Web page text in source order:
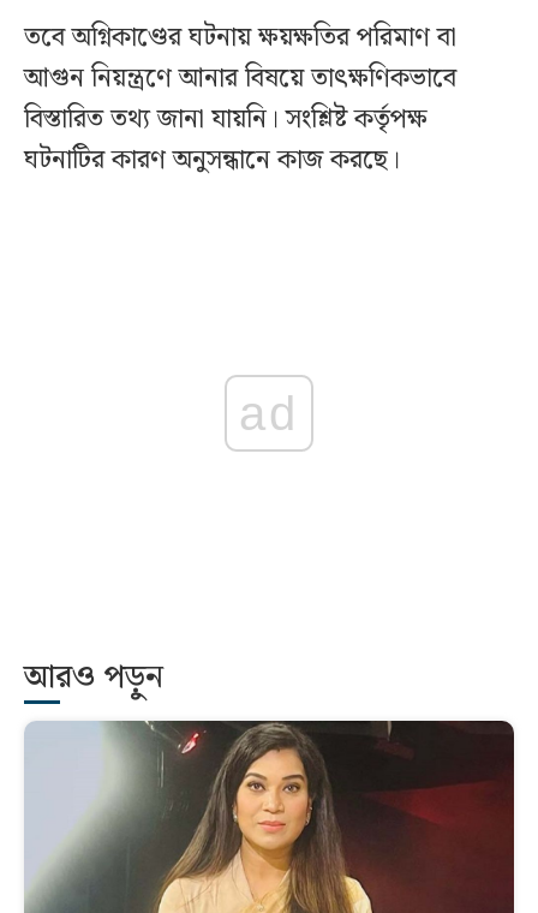
তবে অগ্নিকাণ্ডের ঘটনায় ক্ষয়ক্ষতির পরিমাণ বা
আগুন নিয়ন্ত্রণে আনার বিষয়ে তাৎক্ষণিকভাবে
বিস্তারিত তথ্য জানা যায়নি। সংশ্লিষ্ট কর্তৃপক্ষ
ঘটনাটির কারণ অনুসন্ধানে কাজ করছে।
ad
আরও পড়ুন